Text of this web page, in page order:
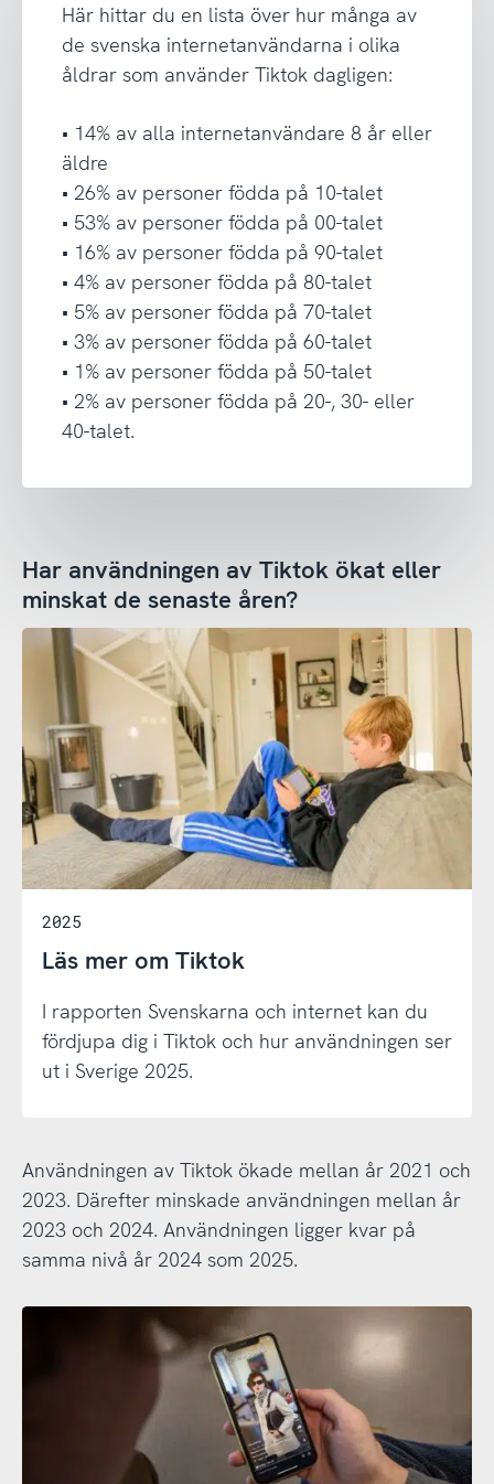
Här hittar du en lista över hur många av
de svenska internetanvändarna i olika
åldrar som använder Tiktok dagligen:
• 14% av alla internetanvändare 8 år eller
äldre
• 26% av personer födda på 10-talet
• 53% av personer födda på 00-talet
• 16% av personer födda på 90-talet
• 4% av personer födda på 80-talet
• 5% av personer födda på 70-talet
• 3% av personer födda på 60-talet
• 1% av personer födda på 50-talet
• 2% av personer födda på 20-, 30- eller
40-talet.
Har användningen av Tiktok ökat eller
minskat de senaste åren?
2025
Läs mer om Tiktok
I rapporten Svenskarna och internet kan du
fördjupa dig i Tiktok och hur användningen ser
ut i Sverige 2025.
Användningen av Tiktok ökade mellan år 2021 och
2023. Därefter minskade användningen mellan år
2023 och 2024. Användningen ligger kvar på
samma nivå år 2024 som 2025.